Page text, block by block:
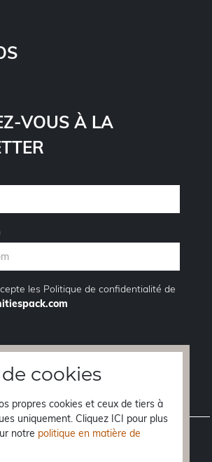
VOUS À LA
les Politique de confidentialité de
de la service de newsletter
cookies
propres cookies et ceux de tiers à
uniquement. Cliquez ICI pour plus
notre politique en matière de